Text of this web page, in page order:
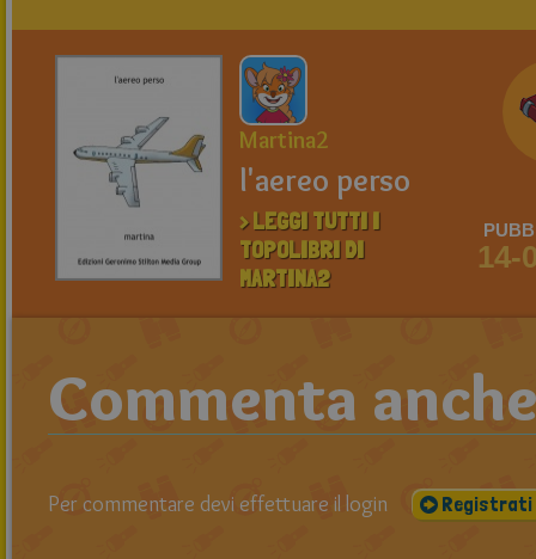
Martina2
l'aereo perso
> LEGGI TUTTI I
TOPOLIBRI DI
MARTINA2
14-
Commenta
Per commentare devi effettuare il login Registrati